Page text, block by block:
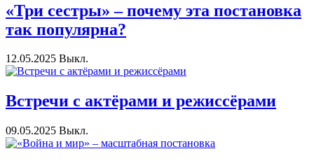
«Три сестры» – почему эта постановка
так популярна?
12.05.2025 Выкл.
Встречи с актёрами и режиссёрами
09.05.2025 Выкл.